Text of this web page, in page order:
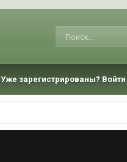
Уже зарегистрированы? Войти